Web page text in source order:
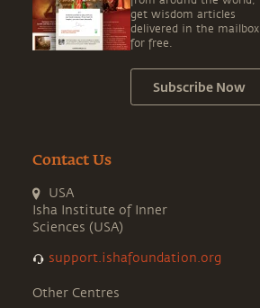
get wisdom articles
delivered in the mailbox
for free.
Subscribe Now
Contact Us
USA
Isha Institute of Inner
Sciences (USA)
support.ishafoundation.org
Other Centres